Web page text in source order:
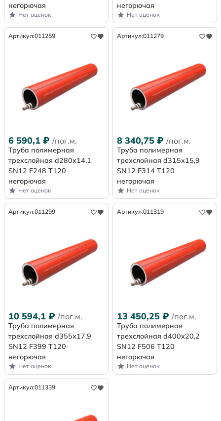
негорючая
Нет оценок
негорючая
Нет оценок
Артикул:011259
6 590,1 ₽ /пог.м.
Труба полимерная
трехслойная d280х14,1
SN12 F248 Т120
негорючая
Нет оценок
Артикул:011279
8 340,75 ₽ /пог.м.
Труба полимерная
трехслойная d315х15,9
SN12 F314 Т120
негорючая
Нет оценок
Артикул:011299
10 594,1 ₽ /пог.м.
Труба полимерная
трехслойная d355х17,9
SN12 F399 Т120
негорючая
Нет оценок
Артикул:011319
13 450,25 ₽ /пог.м.
Труба полимерная
трехслойная d400х20,2
SN12 F506 Т120
негорючая
Нет оценок
Артикул:011339